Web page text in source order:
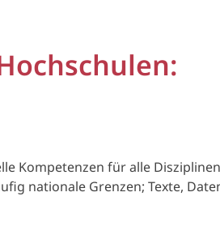
Kompetenzen für alle
nationale Grenzen; Texte,